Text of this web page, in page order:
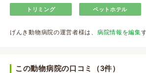
トリミング ペットホテル
げんき動物病院の運営者様は、 病院情報を編集
この動物病院の口コミ（3件）